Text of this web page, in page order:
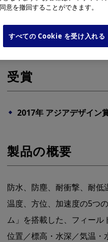
トフォンア
受賞
2017年 アジアデザイ
製品の概要
防水、防塵、耐衝撃、耐低
温度、方位、加速度の5つ
ム」を搭載した、フィール
位置／標高・水深／気温・
を撤回することができます。
すべての Cookie を受け入れる